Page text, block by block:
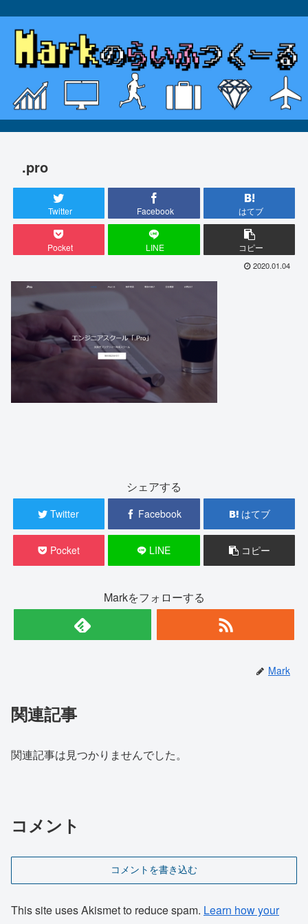
.pro
Twitter Facebook はてブ
Pocket LINE コピー
2020.01.04
シェアする
Twitter Facebook はてブ
Pocket LINE コピー
Markをフォローする
Mark
関連記事
関連記事は見つかりませんでした。
コメント
コメントを書き込む
This site uses Akismet to reduce spam. Learn how your